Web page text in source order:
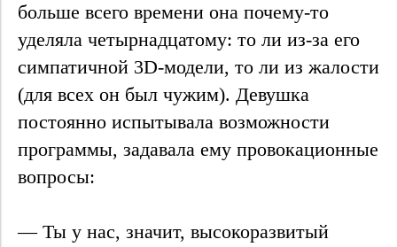
больше всего времени она почему-то
уделяла четырнадцатому: то ли из-за его
симпатичной 3D-модели, то ли из жалости
(для всех он был чужим). Девушка
постоянно испытывала возможности
программы, задавала ему провокационные
вопросы:
— Ты у нас, значит, высокоразвитый